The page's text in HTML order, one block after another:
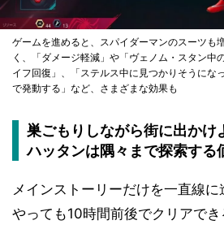
ゲームを進めると、スパイダーマンのスーツも
く、「ダメージ軽減」や「ヴェノム・スタン中
イフ回復」、「ステルス中に見つかりそうにな
で発動する」など、さまざまな効果も
巣ごもりしながら街に出か
ハッタンは隅々まで探索する
メインストーリーだけを一直線に
やっても10時間前後でクリアで